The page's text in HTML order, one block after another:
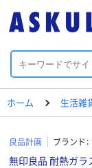
ホーム 生活雑
良品計画 ブランド：
無印良品 耐熱ガ